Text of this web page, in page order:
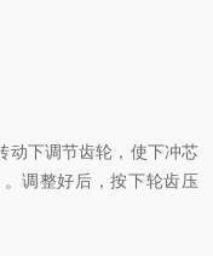
下调节齿轮，使下冲芯
调整好后，按下轮齿压